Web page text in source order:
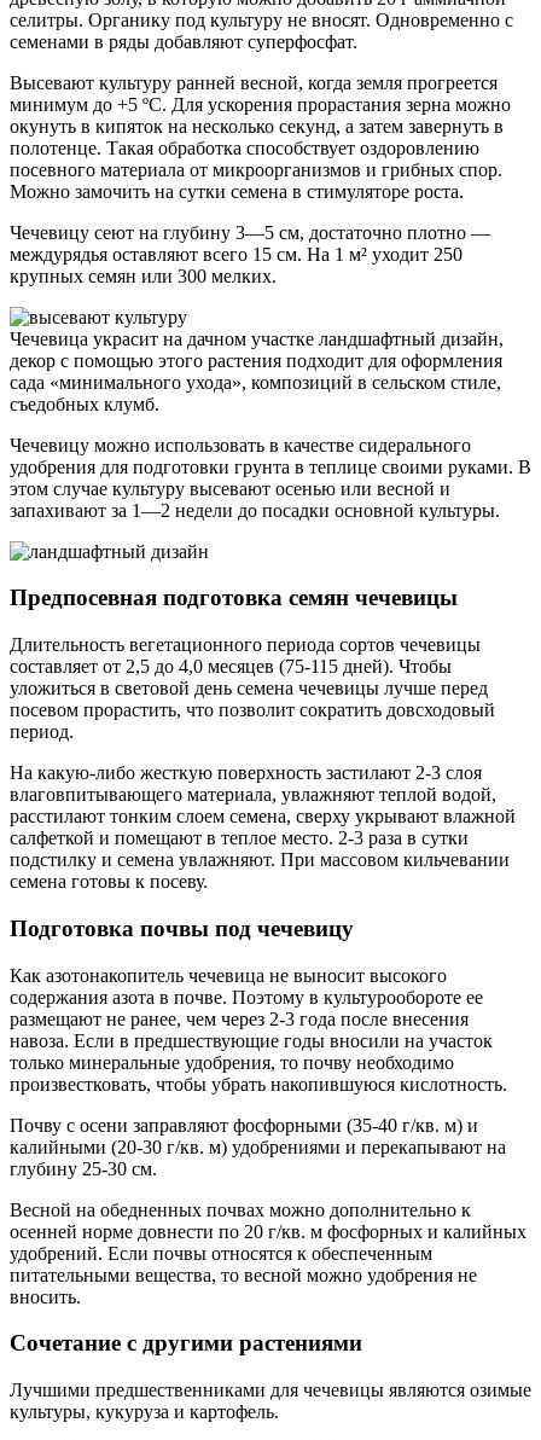
селитры. Органику под культуру не вносят. Одновременно с
семенами в ряды добавляют суперфосфат.
Высевают культуру ранней весной, когда земля прогреется
минимум до +5 ºС. Для ускорения прорастания зерна можно
окунуть в кипяток на несколько секунд, а затем завернуть в
полотенце. Такая обработка способствует оздоровлению
посевного материала от микроорганизмов и грибных спор.
Можно замочить на сутки семена в стимуляторе роста.
Чечевицу сеют на глубину 3—5 см, достаточно плотно —
междурядья оставляют всего 15 см. На 1 м² уходит 250
крупных семян или 300 мелких.
Чечевица украсит на дачном участке ландшафтный дизайн,
декор с помощью этого растения подходит для оформления
сада «минимального ухода», композиций в сельском стиле,
съедобных клумб.
Чечевицу можно использовать в качестве сидерального
удобрения для подготовки грунта в теплице своими руками. В
этом случае культуру высевают осенью или весной и
запахивают за 1—2 недели до посадки основной культуры.
Предпосевная подготовка семян чечевицы
Длительность вегетационного периода сортов чечевицы
составляет от 2,5 до 4,0 месяцев (75-115 дней). Чтобы
уложиться в световой день семена чечевицы лучше перед
посевом прорастить, что позволит сократить довсходовый
период.
На какую-либо жесткую поверхность застилают 2-3 слоя
влаговпитывающего материала, увлажняют теплой водой,
расстилают тонким слоем семена, сверху укрывают влажной
салфеткой и помещают в теплое место. 2-3 раза в сутки
подстилку и семена увлажняют. При массовом кильчевании
семена готовы к посеву.
Подготовка почвы под чечевицу
Как азотонакопитель чечевица не выносит высокого
содержания азота в почве. Поэтому в культурообороте ее
размещают не ранее, чем через 2-3 года после внесения
навоза. Если в предшествующие годы вносили на участок
только минеральные удобрения, то почву необходимо
произвестковать, чтобы убрать накопившуюся кислотность.
Почву с осени заправляют фосфорными (35-40 г/кв. м) и
калийными (20-30 г/кв. м) удобрениями и перекапывают на
глубину 25-30 см.
Весной на обедненных почвах можно дополнительно к
осенней норме довнести по 20 г/кв. м фосфорных и калийных
удобрений. Если почвы относятся к обеспеченным
питательными вещества, то весной можно удобрения не
вносить.
Сочетание с другими растениями
Лучшими предшественниками для чечевицы являются озимые
культуры, кукуруза и картофель.